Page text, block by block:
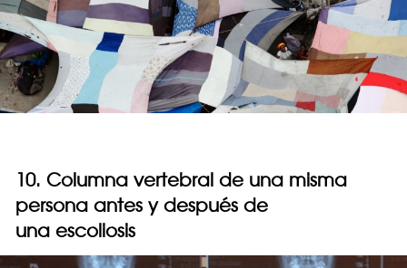
10. Columna vertebral de una misma
persona antes y después de
una escoliosis